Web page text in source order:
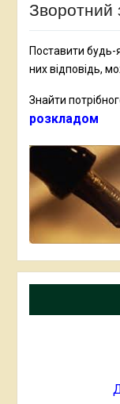
Зворотний
Поставити будь-
них відповідь,
Знайти
розкладом